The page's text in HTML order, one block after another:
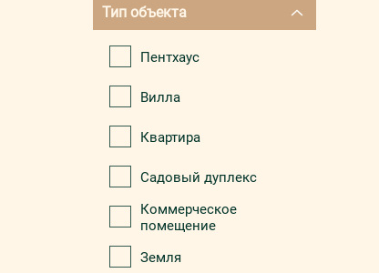
Тип объекта
Пентхаус
Вилла
Квартира
Садовый дуплекс
Коммерческое
помещение
Земля